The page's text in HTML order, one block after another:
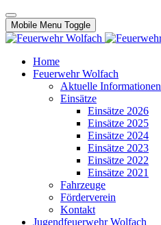
Mobile Menu Toggle
Home
Feuerwehr Wolfach
Aktuelle Informationen
Einsätze
Einsätze 2026
Einsätze 2025
Einsätze 2024
Einsätze 2023
Einsätze 2022
Einsätze 2021
Fahrzeuge
Förderverein
Kontakt
Jugendfeuerwehr Wolfach